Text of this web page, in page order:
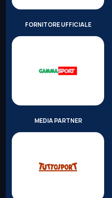
FORNITORE UFFICIALE
MEDIA PARTNER